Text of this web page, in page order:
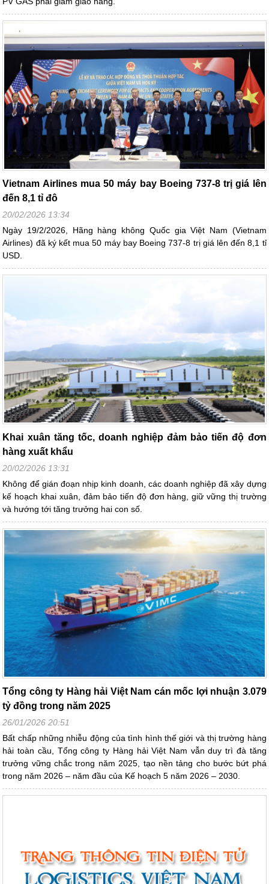
Vietnam Airlines mua 50 máy bay Boeing 737-8 trị giá lên
đến 8,1 tỉ đô
20/02/2026 13:34
Ngày 19/2/2026, Hãng hàng không Quốc gia Việt Nam (Vietnam
Airlines) đã ký kết mua 50 máy bay Boeing 737-8 trị giá lên đến 8,1 tỉ
USD.
Khai xuân tăng tốc, doanh nghiệp đảm bảo tiến độ đơn
hàng xuất khẩu
20/02/2026 13:31
Không để gián đoạn nhịp kinh doanh, các doanh nghiệp đã xây dựng
kế hoạch khai xuân, đảm bảo tiến độ đơn hàng, giữ vững thị trường
và hướng tới tăng trưởng hai con số.
Tổng công ty Hàng hải Việt Nam cán mốc lợi nhuận 3.079
tỷ đồng trong năm 2025
26/01/2026 20:51
Bất chấp những nhiễu động của tình hình thế giới và thị trường hàng
hải toàn cầu, Tổng công ty Hàng hải Việt Nam vẫn duy trì đà tăng
trưởng vững chắc trong năm 2025, tạo nền tảng cho bước bứt phá
trong năm 2026 – năm đầu của Kế hoạch 5 năm 2026 – 2030.